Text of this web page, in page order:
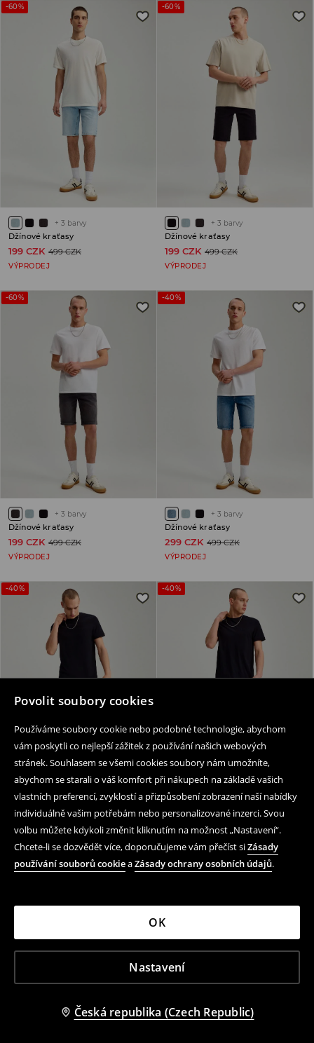
Povolit soubory cookies
Používáme soubory cookie nebo podobné technologie, abychom
vám poskytli co nejlepší zážitek z používání našich webových
stránek. Souhlasem se všemi cookies soubory nám umožníte,
abychom se starali o váš komfort při nákupech na základě vašich
vlastních preferencí, zvyklostí a přizpůsobení zobrazení naší nabídky
individuálně vašim potřebám nebo personalizované inzerci. Svou
volbu můžete kdykoli změnit kliknutím na možnost „Nastavení“.
Chcete-li se dozvědět více, doporučujeme vám přečíst siZásady
používání souborů cookieaZásady ochrany osobních údajů.
Nastavení
OK
Česká republika (Czech Republic)
-60%
+ 3 barvy
Džínové kraťasy
199 CZK 499 CZK
VÝPRODEJ
-60%
+ 3 barvy
Džínové kraťasy
199 CZK 499 CZK
VÝPRODEJ
-60%
+ 3 barvy
Džínové kraťasy
199 CZK 499 CZK
VÝPRODEJ
-40%
+ 3 barvy
Džínové kraťasy
299 CZK 499 CZK
VÝPRODEJ
-40%
+
Džínové kraťasy
299 CZK 499 CZK
VÝPRODEJ POSLEDNÍ KUSY
-40%
Džínové kraťasy
299 CZK 499 CZK
VÝPRODEJ